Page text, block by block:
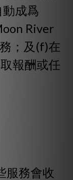
成爲
River
；及(f)在
報酬或任
服務會收